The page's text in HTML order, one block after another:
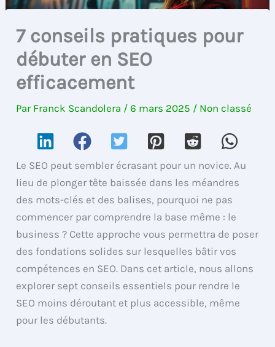
7 conseils pratiques pour
débuter en SEO
efficacement
Par Franck Scandolera /6 mars 2025 / Non classé
Le SEO peut sembler écrasant pour un novice. Au
lieu de plonger tête baissée dans les méandres
des mots-clés et des balises, pourquoi ne pas
commencer par comprendre la base même : le
business ? Cette approche vous permettra de poser
des fondations solides sur lesquelles bâtir vos
compétences en SEO. Dans cet article, nous allons
explorer sept conseils essentiels pour rendre le
SEO moins déroutant et plus accessible, même
pour les débutants.